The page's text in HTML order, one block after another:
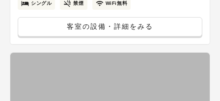
シングル 禁煙 WiFi無料
客室の設備・詳細をみる